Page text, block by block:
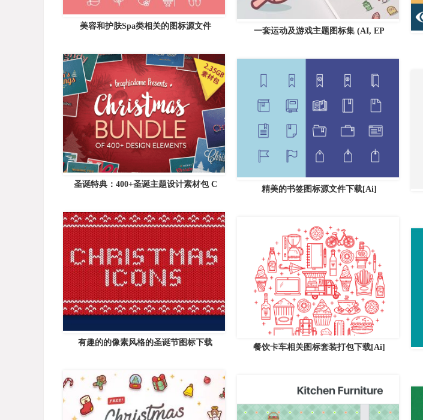
美容和护肤Spa类相关的图标源文件
一套运动及游戏主题图标集 (AI, EP
圣诞特典：400+圣诞主题设计素材包 C
精美的书签图标源文件下载[Ai]
有趣的的像素风格的圣诞节图标下载
餐饮卡车相关图标套装打包下载[Ai]